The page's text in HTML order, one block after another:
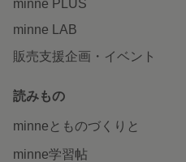
minne PLUS
minne LAB
販売支援企画・イベント
読みもの
minneとものづくりと
minne学習帖